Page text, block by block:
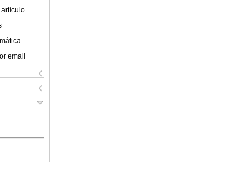
email